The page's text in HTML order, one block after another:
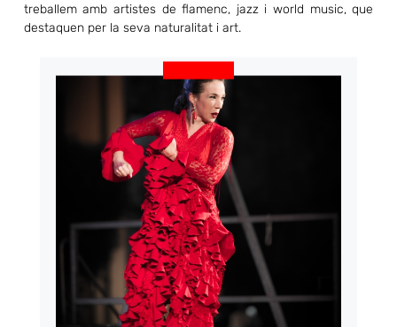
treballem amb artistes de flamenc, jazz i world music, que
destaquen per la seva naturalitat i art.